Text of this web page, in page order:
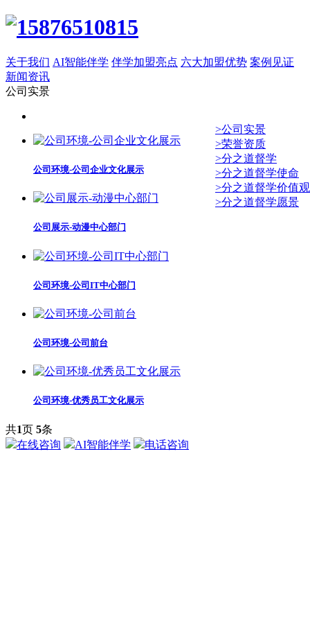
关于我们 AI智能伴学 伴学加盟亮点 六大加盟优势 案例见证
新闻资讯
公司实景
>公司实景
>荣誉资质
>分之道督学
>分之道督学使命
>分之道督学价值观
>分之道督学愿景
公司环境-公司企业文化展示
公司展示-动漫中心部门
公司环境-公司IT中心部门
公司环境-公司前台
公司环境-优秀员工文化展示
共1页 5条
在线咨询
AI智能伴学 电话咨询